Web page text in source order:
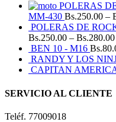
POLERAS
MM-430 Bs.250.00 –
POLERAS DE
Bs.250.00 – Bs.280.00
BEN 10 - M16 Bs.
RANDY Y LOS
CAPITAN
SERVICIO AL CLIENTE
Teléf. 77009018